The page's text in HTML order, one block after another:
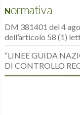
Normativa
DM 381401 del 4
dell’articolo 58 (1) lett.
“LINEE GUIDA
DI CONTROLLO